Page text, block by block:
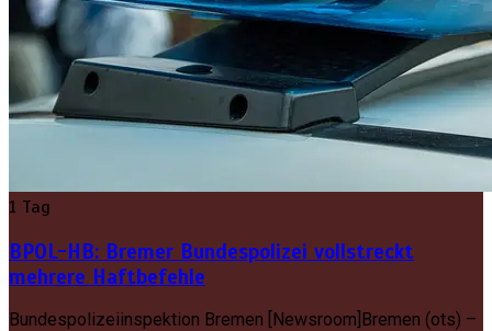
1 Tag
BPOL-HB: Bremer Bundespolizei vollstreckt
mehrere Haftbefehle
Bundespolizeiinspektion Bremen [Newsroom]Bremen (ots) –